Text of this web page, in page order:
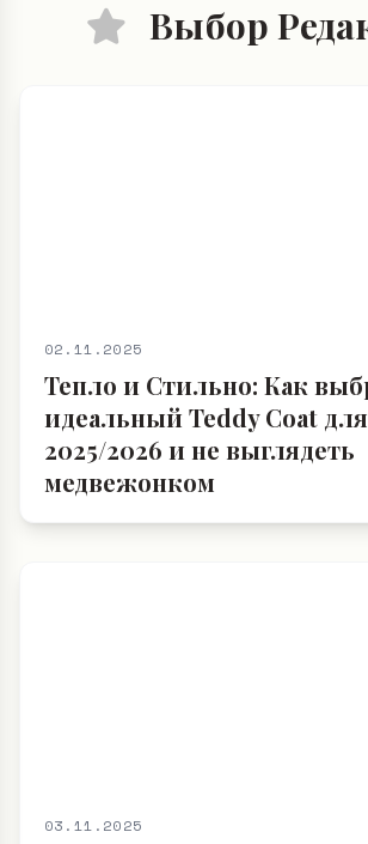
Выбор
02.11.2025
Тепло и Стильно: Как
идеальный Teddy Coat
2025/2026 и не выглядеть
медвежонком
03.11.2025